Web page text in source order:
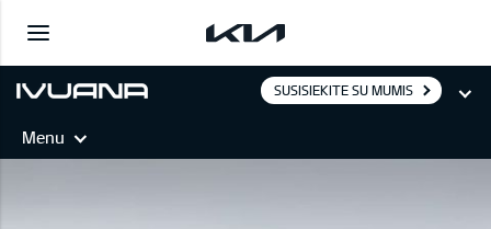
SUSISIEKITE SU MUMIS
Menu